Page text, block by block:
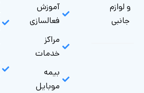
و لوازم
جانبی
آموزش
فعالسازی
مراکز
خدمات
بیمه
موبایل